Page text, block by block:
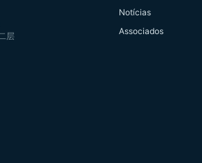
层
Notícias
Associados